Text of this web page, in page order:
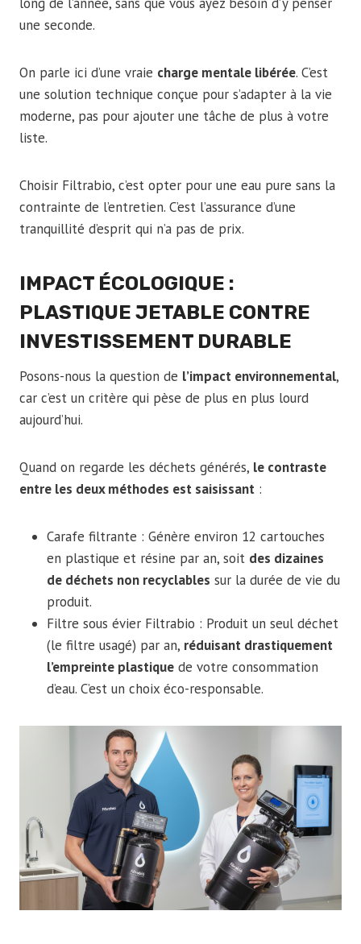
une seconde.
On parle ici d’une vraie charge mentale libérée. C’est
une solution technique conçue pour s’adapter à la vie
moderne, pas pour ajouter une tâche de plus à votre
liste.
Choisir Filtrabio, c’est opter pour une eau pure sans la
contrainte de l’entretien. C’est l’assurance d’une
tranquillité d’esprit qui n’a pas de prix.
IMPACT ÉCOLOGIQUE :
PLASTIQUE JETABLE CONTRE
INVESTISSEMENT DURABLE
Posons-nous la question de l’impact environnemental,
car c’est un critère qui pèse de plus en plus lourd
aujourd’hui.
Quand on regarde les déchets générés, le contraste
entre les deux méthodes est saisissant :
Carafe filtrante : Génère environ 12 cartouches
en plastique et résine par an, soit des dizaines
de déchets non recyclables sur la durée de vie du
produit.
Filtre sous évier Filtrabio : Produit un seul déchet
(le filtre usagé) par an, réduisant drastiquement
l’empreinte plastique de votre consommation
d’eau. C’est un choix éco-responsable.